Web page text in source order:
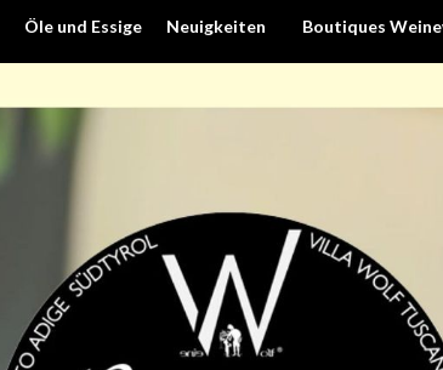
Öle und Essige Neuigkeiten Boutiques